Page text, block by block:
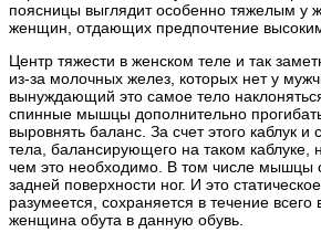
поясницы выглядит особенно тяжелым у
женщин, отдающих предпочтение
Центр тяжести в женском теле и так
из-за молочных желез, которых нет у
вынуждающий это самое тело
спинные мышцы дополнительно
выровнять баланс. За счет этого каблук
тела, балансирующего на таком каблуке,
чем это необходимо. В том числе мышцы
задней поверхности ног. И это
разумеется, сохраняется в течение
женщина обута в данную обувь.